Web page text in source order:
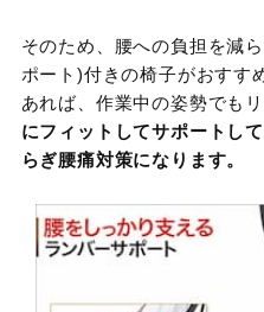
そのため、腰への負担を減
ポート)付きの椅子がおすす
あれば、作業中の姿勢でも
にフィットしてサポートし
らぎ腰痛対策になります。